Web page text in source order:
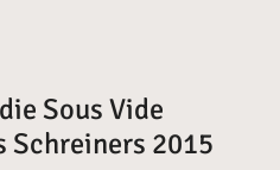
Sous Vide
Schreiners 2015